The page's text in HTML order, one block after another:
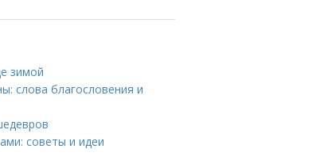
зимой
слова благословения и
советы и идеи